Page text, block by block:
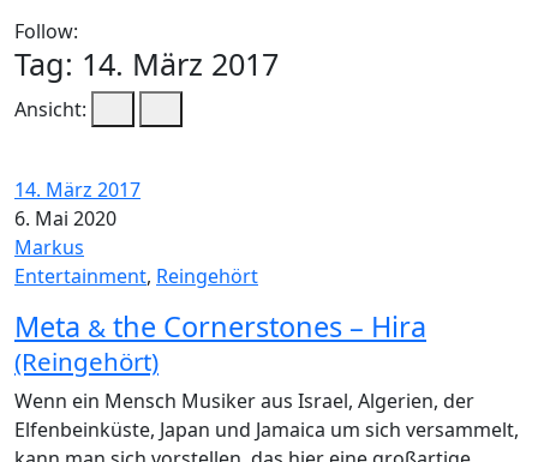
Follow:
Tag: 14. März 2017
Ansicht:
14. März 2017
6. Mai 2020
Markus
Entertainment, Reingehört
Meta & the Cornerstones – Hira
(Reingehört)
Wenn ein Mensch Musiker aus Israel, Algerien, der
Elfenbeinküste, Japan und Jamaica um sich versammelt,